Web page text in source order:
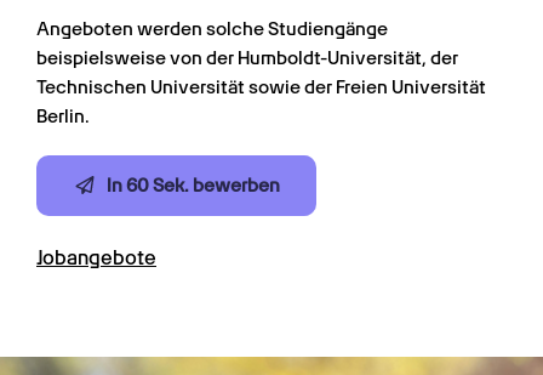
Angeboten werden solche Studiengänge
beispielsweise von der Humboldt-Universität, der
Technischen Universität sowie der Freien Universität
Berlin.
In 60 Sek. bewerben
Jobangebote